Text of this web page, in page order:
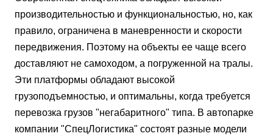
производительностью и функциональностью, но, как
правило, ограничена в маневренности и скорости
передвижения. Поэтому на объекты ее чаще всего
доставляют не самоходом, а погруженной на тралы.
Эти платформы обладают высокой
грузоподъемностью, и оптимальны, когда требуется
перевозка грузов "негабаритного" типа. В автопарке
компании "СпецЛогистика" состоят разные модели